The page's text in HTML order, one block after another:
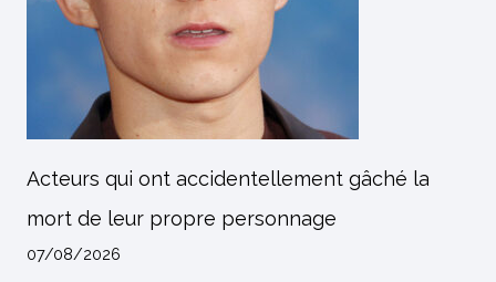
Acteurs qui ont accidentellement gâché la
mort de leur propre personnage
07/08/2026